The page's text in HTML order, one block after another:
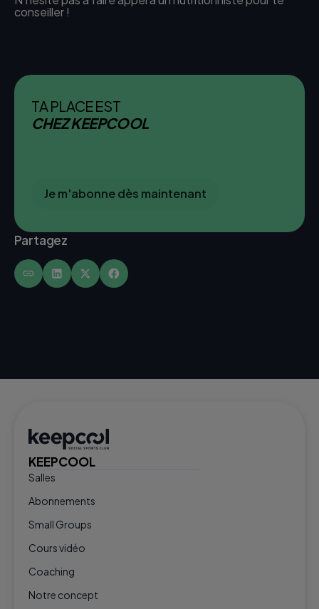
TA PLACE EST
CHEZ KEEPCOOL
Je m'abonne dès maintenant
Partagez
conseiller !
KEEPCOOL
Salles
Abonnements
Small Groups
Cours vidéo
Coaching
Notre concept